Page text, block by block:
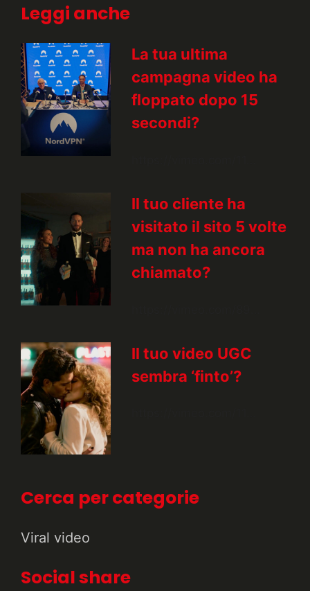
Leggi anche
La tua ultima
campagna video ha
floppato dopo 15
secondi?
Il tuo cliente ha
visitato il sito 5 volte
ma non ha ancora
chiamato?
Il tuo video UGC
sembra ‘finto’?
Cerca per categorie
Viral video
Social share